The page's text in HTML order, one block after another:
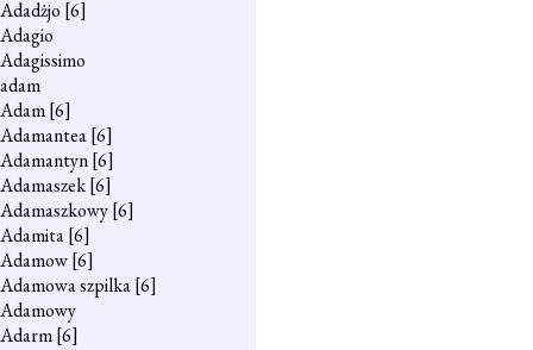
Adadżjo [6]
Adagio
Adagissimo
adam
Adam[6]
Adamantea[6]
Adamantyn[6]
Adamaszek[6]
Adamaszkowy[6]
Adamita[6]
Adamow[6]
Adamowa szpilka[6]
Adamowy
Adarm[6]